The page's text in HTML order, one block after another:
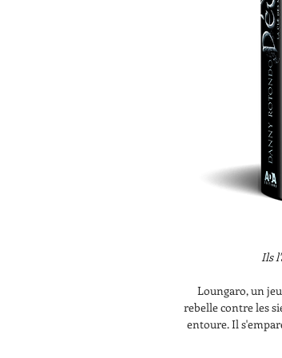
Ils
Loungaro, un
rebelle contre les
entoure. Il